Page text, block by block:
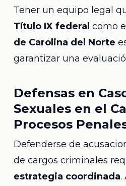
Tener un equipo legal
Título IX federal como el
de Carolina del Norte
garantizar una
Defensas en
Sexuales en el
Procesos
Defenderse de
de cargos criminales
estrategia coordinada.